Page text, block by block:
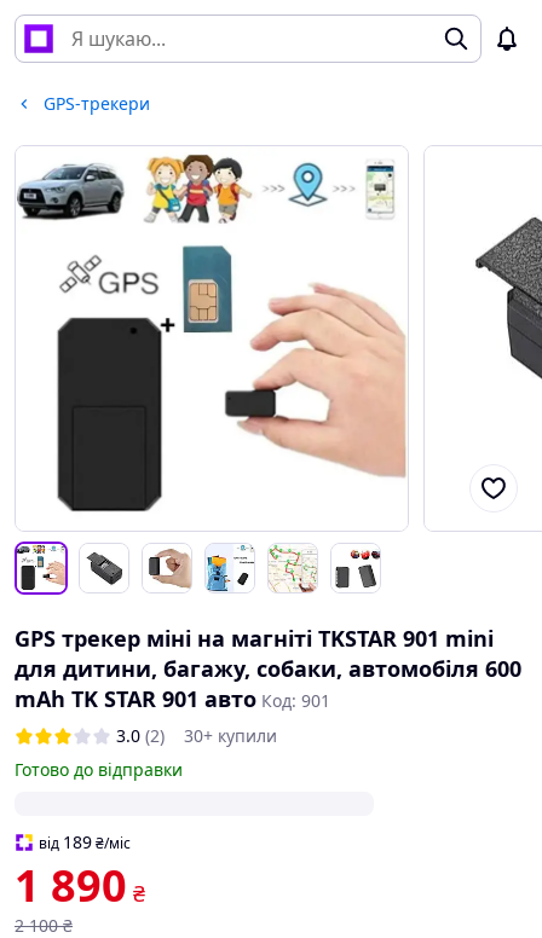
GPS-трекери
GPS трекер міні на магніті TKSTAR 901 mini
для дитини, багажу, собаки, автомобіля 600
mAh TK STAR 901 авто Код: 901
3.0 (2)
30+ купили
Готово до відправки
від 189₴/міс
1 890 ₴
2 100 ₴